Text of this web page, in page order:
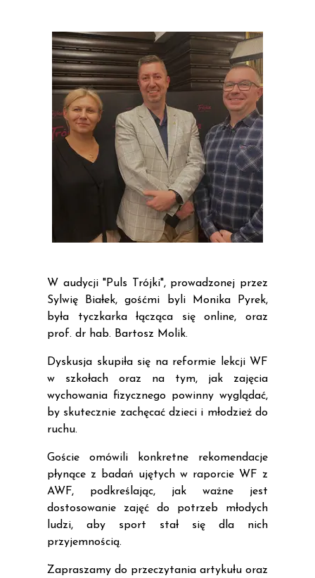
W audycji "Puls Trójki", prowadzonej przez
Sylwię Białek, gośćmi byli Monika Pyrek,
była tyczkarka łącząca się online, oraz
prof. dr hab. Bartosz Molik.
Dyskusja skupiła się na reformie lekcji WF
w szkołach oraz na tym, jak zajęcia
wychowania fizycznego powinny wyglądać,
by skutecznie zachęcać dzieci i młodzież do
ruchu.
Goście omówili konkretne rekomendacje
płynące z badań ujętych w raporcie WF z
AWF, podkreślając, jak ważne jest
dostosowanie zajęć do potrzeb młodych
ludzi, aby sport stał się dla nich
przyjemnością.
Zapraszamy do przeczytania artykułu oraz